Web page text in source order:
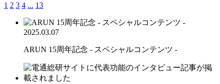
1 2 3 4 ... 13
2025.03.07
ARUN 15周年記念 - スペシャルコンテンツ -